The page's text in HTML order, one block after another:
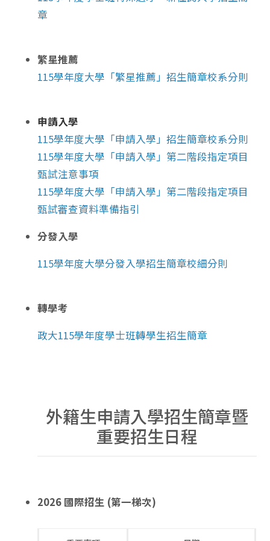
章
繁星推薦
115學年度大學「繁星推薦」招生簡章校系分則
申請入學
115學年度大學「申請入學」招生簡章校系分則
115學年度大學「申請入學」第二階段指定項目
甄試注意事項
115學年度大學「申請入學」第二階段指定項目
甄試審查資料準備指引
分發入學
115學年度大學分發入學招生簡章校細分則
轉學考
政大115學年度學士班轉學生招生簡章
外籍生申請入學招生簡章暨
重要招生日程
2026 國際招生 (第一梯次)